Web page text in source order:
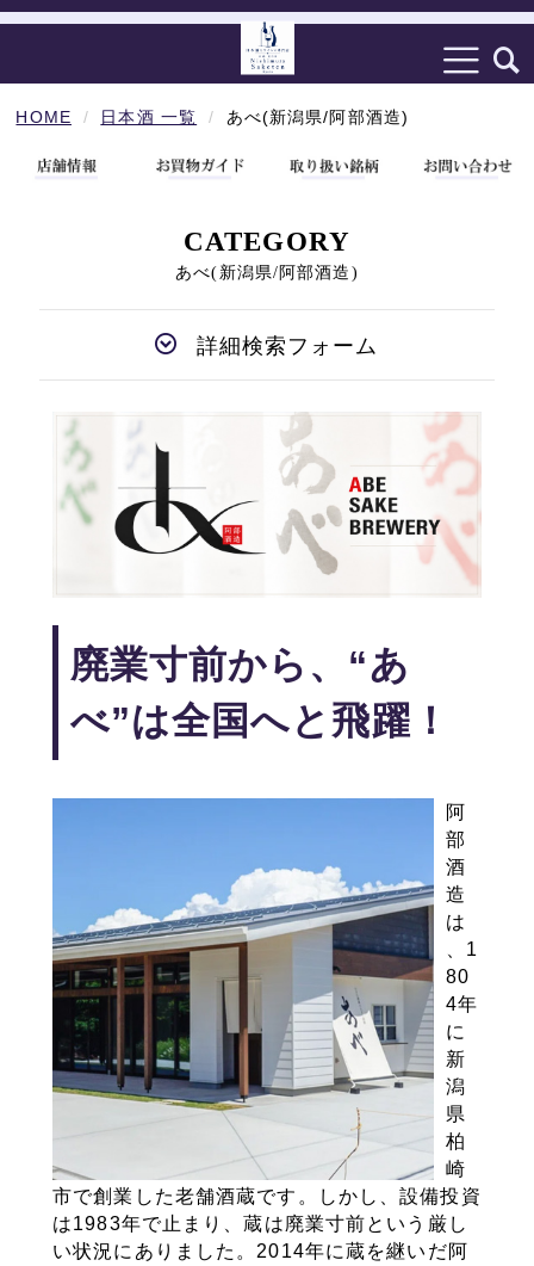
HOME 日本酒 一覧 あべ(新潟県/阿部酒造)
CATEGORY
あべ(新潟県/阿部酒造)
詳細検索フォーム
廃業寸前から、“あ
べ”は全国へと飛躍！
阿
部
酒
造
は
、1
80
4年
に
新
潟
県
柏
崎
市で創業した老舗酒蔵です。しかし、設備投資
は1983年で止まり、蔵は廃業寸前という厳し
い状況にありました。2014年に蔵を継いだ阿